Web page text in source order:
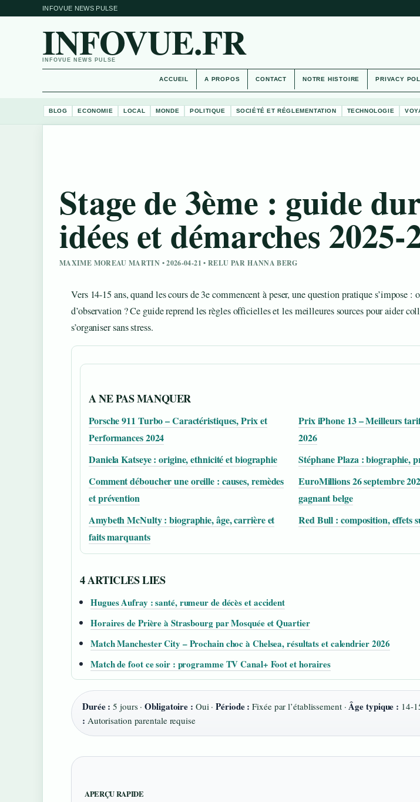
INFOVUE NEWS PULSE
INFOVUE.FR
INFOVUE NEWS PULSE
ACCUEIL A PROPOS CONTACT NOTRE HISTOIRE PRIVACY
BLOG ECONOMIE LOCAL MONDE POLITIQUE SOCIÉTÉ ET RÉGLEMENTATION TECHNOLOGIE
Stage de 3ème : guide
idées et démarches 2025-
MAXIME MOREAU MARTIN • 2026-04-21 • RELU PAR HANNA BERG
Vers 14-15 ans, quand les cours de 3e commencent à peser, une question pratique s’impose :
d’observation ? Ce guide reprend les règles officielles et les meilleures sources pour aider
s’organiser sans stress.
A NE PAS MANQUER
Porsche 911 Turbo – Caractéristiques, Prix et
Performances 2024
Prix iPhone 13 – Meilleurs
2026
Daniela Katseye : origine, ethnicité et biographie
Stéphane Plaza : biographie,
Comment déboucher une oreille : causes, remèdes
et prévention
EuroMillions 26 septembre
gagnant belge
Amybeth McNulty : biographie, âge, carrière et
faits marquants
Red Bull : composition, effets
4 ARTICLES LIES
Hugues Aufray : santé, rumeur de décès et accident
Horaires de Prière à Strasbourg par Mosquée et Quartier
Match Manchester City – Prochain choc à Chelsea, résultats et calendrier 2026
Match de foot ce soir : programme TV Canal+ Foot et horaires
Durée : 5 jours ·Obligatoire : Oui ·Période : Fixée par l’établissement ·Âge typique : 14-
: Autorisation parentale requise
APERÇU RAPIDE